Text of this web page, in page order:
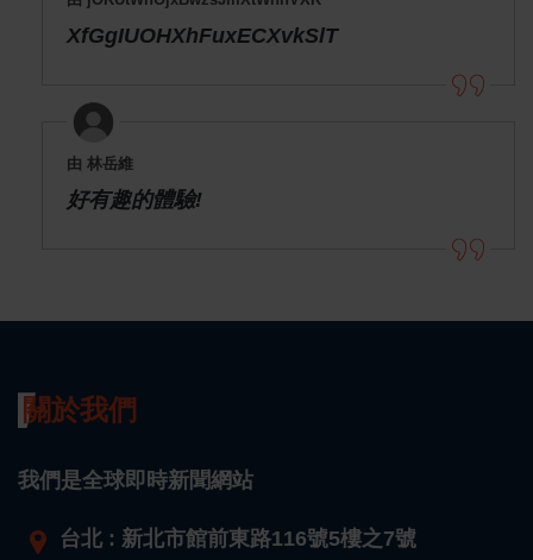
XfGgIUOHXhFuxECXvkSlT
由 林岳維
好有趣的體驗!
關於我們
我們是全球即時新聞網站
台北 : 新北市館前東路116號5樓之7號